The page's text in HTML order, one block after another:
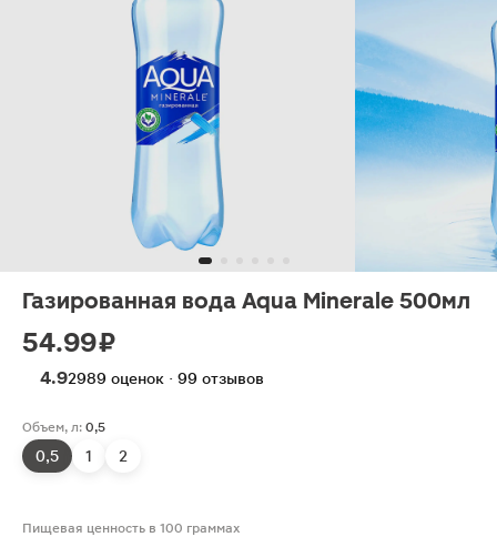
Газированная вода Aqua Minerale 500мл
54.99 ₽
4.92989 оценок · 99 отзывов
Объем, л: 0,5
0,5 1 2
Пищевая ценность в 100 граммах